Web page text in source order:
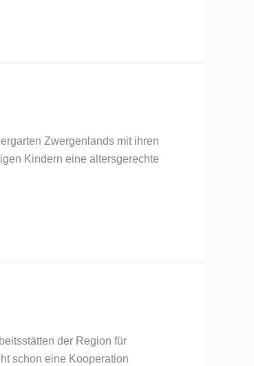
Zwergenlands mit ihren
Kindern eine altersgerechte
der Region für
schon eine Kooperation